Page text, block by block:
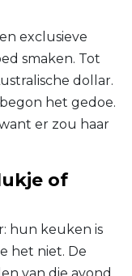
exclusieve
smaken. Tot
dollar.
het gedoe.
er zou haar
of
hun keuken is
het niet. De